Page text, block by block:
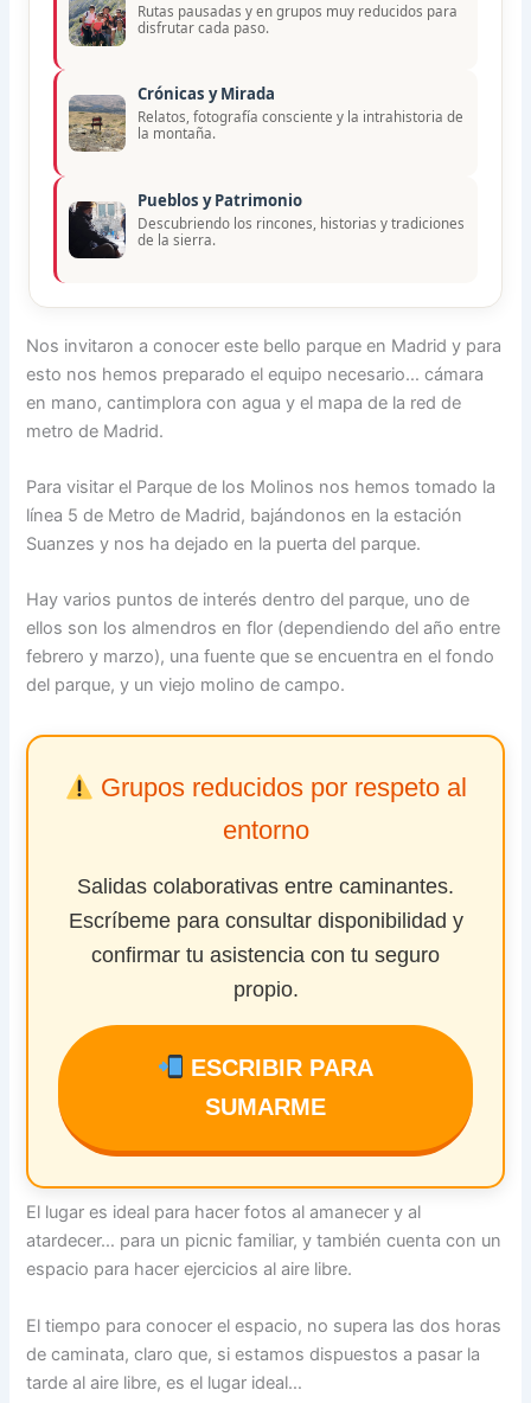
Rutas pausadas y en grupos muy reducidos para
disfrutar cada paso.
Crónicas y Mirada
Relatos, fotografía consciente y la intrahistoria de
la montaña.
Pueblos y Patrimonio
Descubriendo los rincones, historias y tradiciones
de la sierra.
Nos invitaron a conocer este bello parque en Madrid y para
esto nos hemos preparado el equipo necesario… cámara
en mano, cantimplora con agua y el mapa de la red de
metro de Madrid.
Para visitar el Parque de los Molinos nos hemos tomado la
línea 5 de Metro de Madrid, bajándonos en la estación
Suanzes y nos ha dejado en la puerta del parque.
Hay varios puntos de interés dentro del parque, uno de
ellos son los almendros en flor (dependiendo del año entre
febrero y marzo), una fuente que se encuentra en el fondo
del parque, y un viejo molino de campo.
Grupos reducidos por respeto al
entorno
Salidas colaborativas entre caminantes.
Escríbeme para consultar disponibilidad y
confirmar tu asistencia con tu seguro
propio.
ESCRIBIR PARA
SUMARME
El lugar es ideal para hacer fotos al amanecer y al
atardecer… para un picnic familiar, y también cuenta con un
espacio para hacer ejercicios al aire libre.
El tiempo para conocer el espacio, no supera las dos horas
de caminata, claro que, si estamos dispuestos a pasar la
tarde al aire libre, es el lugar ideal…